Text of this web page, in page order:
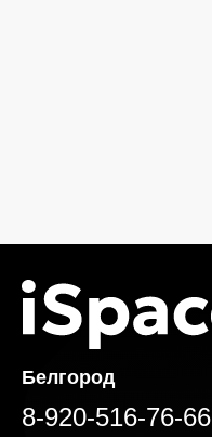
Белгород
8-920-516-76-66